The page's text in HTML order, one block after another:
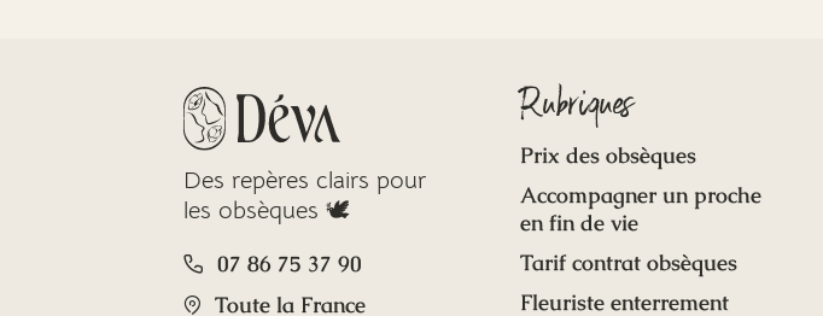
Des repères clairs pour
les obsèques 🕊️
07 86 75 37 90
Toute la France
Rubriques
Prix des obsèques
Accompagner un proche
en fin de vie
Tarif contrat obsèques
Fleuriste enterrement